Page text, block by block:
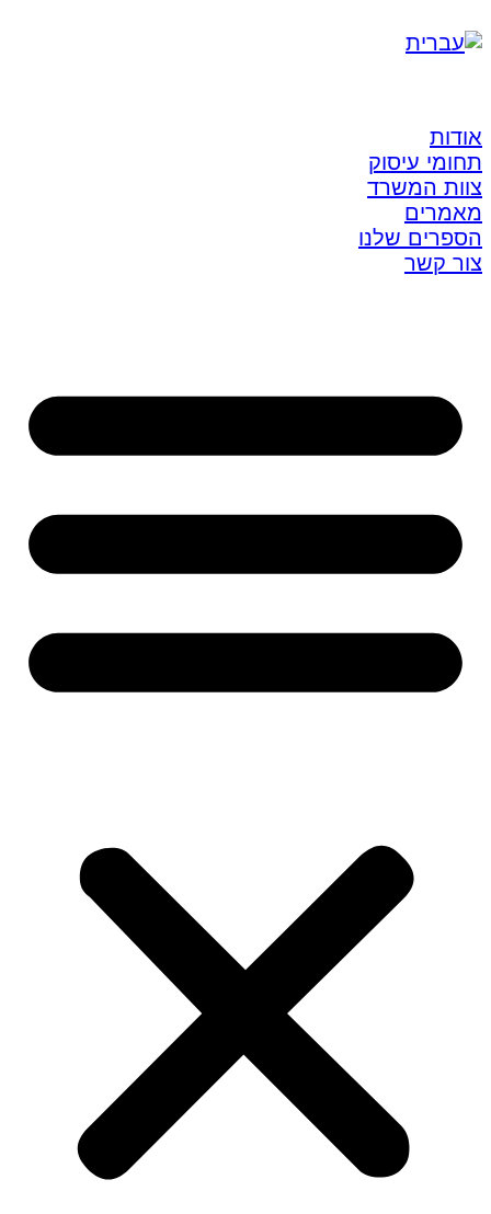
אודות
תחומי עיסוק
צוות המשרד
מאמרים
הספרים שלנו
צור קשר